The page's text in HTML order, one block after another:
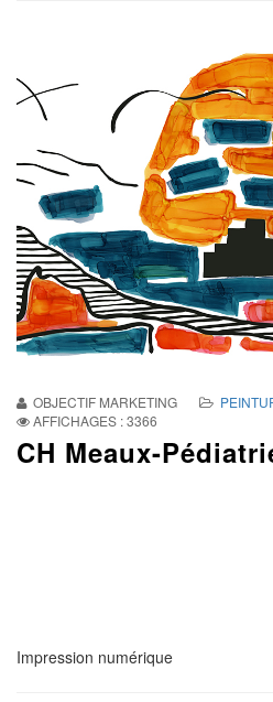
OBJECTIF MARKETING
AFFICHAGES : 3366
CH Meaux-
Impression numérique